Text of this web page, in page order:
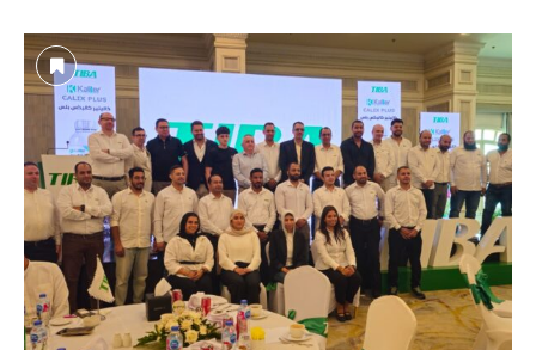
مديرو القطاعات بشركة طيبة خلال حفل إعلان